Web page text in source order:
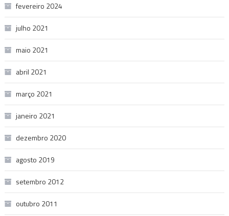
fevereiro 2024
julho 2021
maio 2021
abril 2021
março 2021
janeiro 2021
dezembro 2020
agosto 2019
setembro 2012
outubro 2011